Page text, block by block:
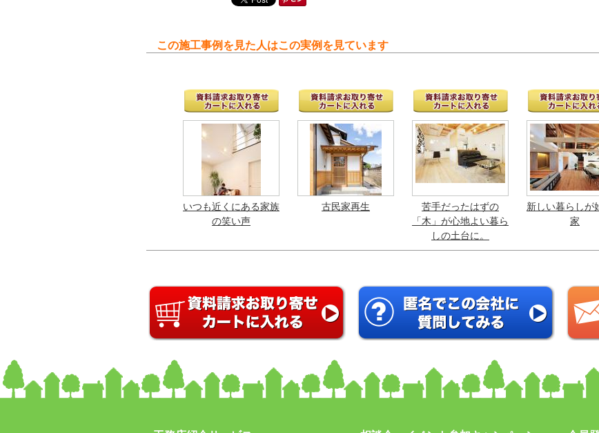
この施工事例を見た人はこの実例を見ています
いつも近くにある家族
の笑い声
古民家再生
苦手だったはずの
「木」が心地よい暮ら
しの土台に。
新しい暮らしが
家